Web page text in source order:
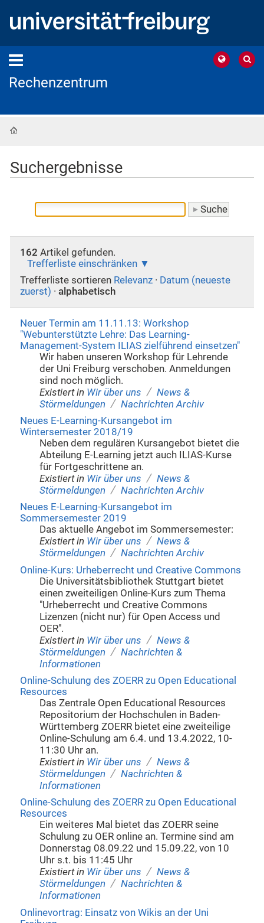
Rechenzentrum
Suchergebnisse
162 Artikel gefunden.
Trefferliste einschränken
Trefferliste sortieren Relevanz · Datum (neueste
zuerst) · alphabetisch
Neuer Termin am 11.11.13: Workshop
"Webunterstützte Lehre: Das Learning-
Management-System ILIAS zielführend einsetzen"
Wir haben unseren Workshop für Lehrende
der Uni Freiburg verschoben. Anmeldungen
sind noch möglich.
Existiert in Wir über uns / News &
Störmeldungen / Nachrichten Archiv
Neues E-Learning-Kursangebot im
Wintersemester 2018/19
Neben dem regulären Kursangebot bietet die
Abteilung E-Learning jetzt auch ILIAS-Kurse
für Fortgeschrittene an.
Existiert in Wir über uns / News &
Störmeldungen / Nachrichten Archiv
Neues E-Learning-Kursangebot im
Sommersemester 2019
Das aktuelle Angebot im Sommersemester:
Existiert in Wir über uns / News &
Störmeldungen / Nachrichten Archiv
Online-Kurs: Urheberrecht und Creative Commons
Die Universitätsbibliothek Stuttgart bietet
einen zweiteiligen Online-Kurs zum Thema
"Urheberrecht und Creative Commons
Lizenzen (nicht nur) für Open Access und
OER".
Existiert in Wir über uns / News &
Störmeldungen / Nachrichten &
Informationen
Online-Schulung des ZOERR zu Open Educational
Resources
Das Zentrale Open Educational Resources
Repositorium der Hochschulen in Baden-
Württemberg ZOERR bietet eine zweiteilige
Online-Schulung am 6.4. und 13.4.2022, 10-
11:30 Uhr an.
Existiert in Wir über uns / News &
Störmeldungen / Nachrichten &
Informationen
Online-Schulung des ZOERR zu Open Educational
Resources
Ein weiteres Mal bietet das ZOERR seine
Schulung zu OER online an. Termine sind am
Donnerstag 08.09.22 und 15.09.22, von 10
Uhr s.t. bis 11:45 Uhr
Existiert in Wir über uns / News &
Störmeldungen / Nachrichten &
Informationen
Onlinevortrag: Einsatz von Wikis an der Uni